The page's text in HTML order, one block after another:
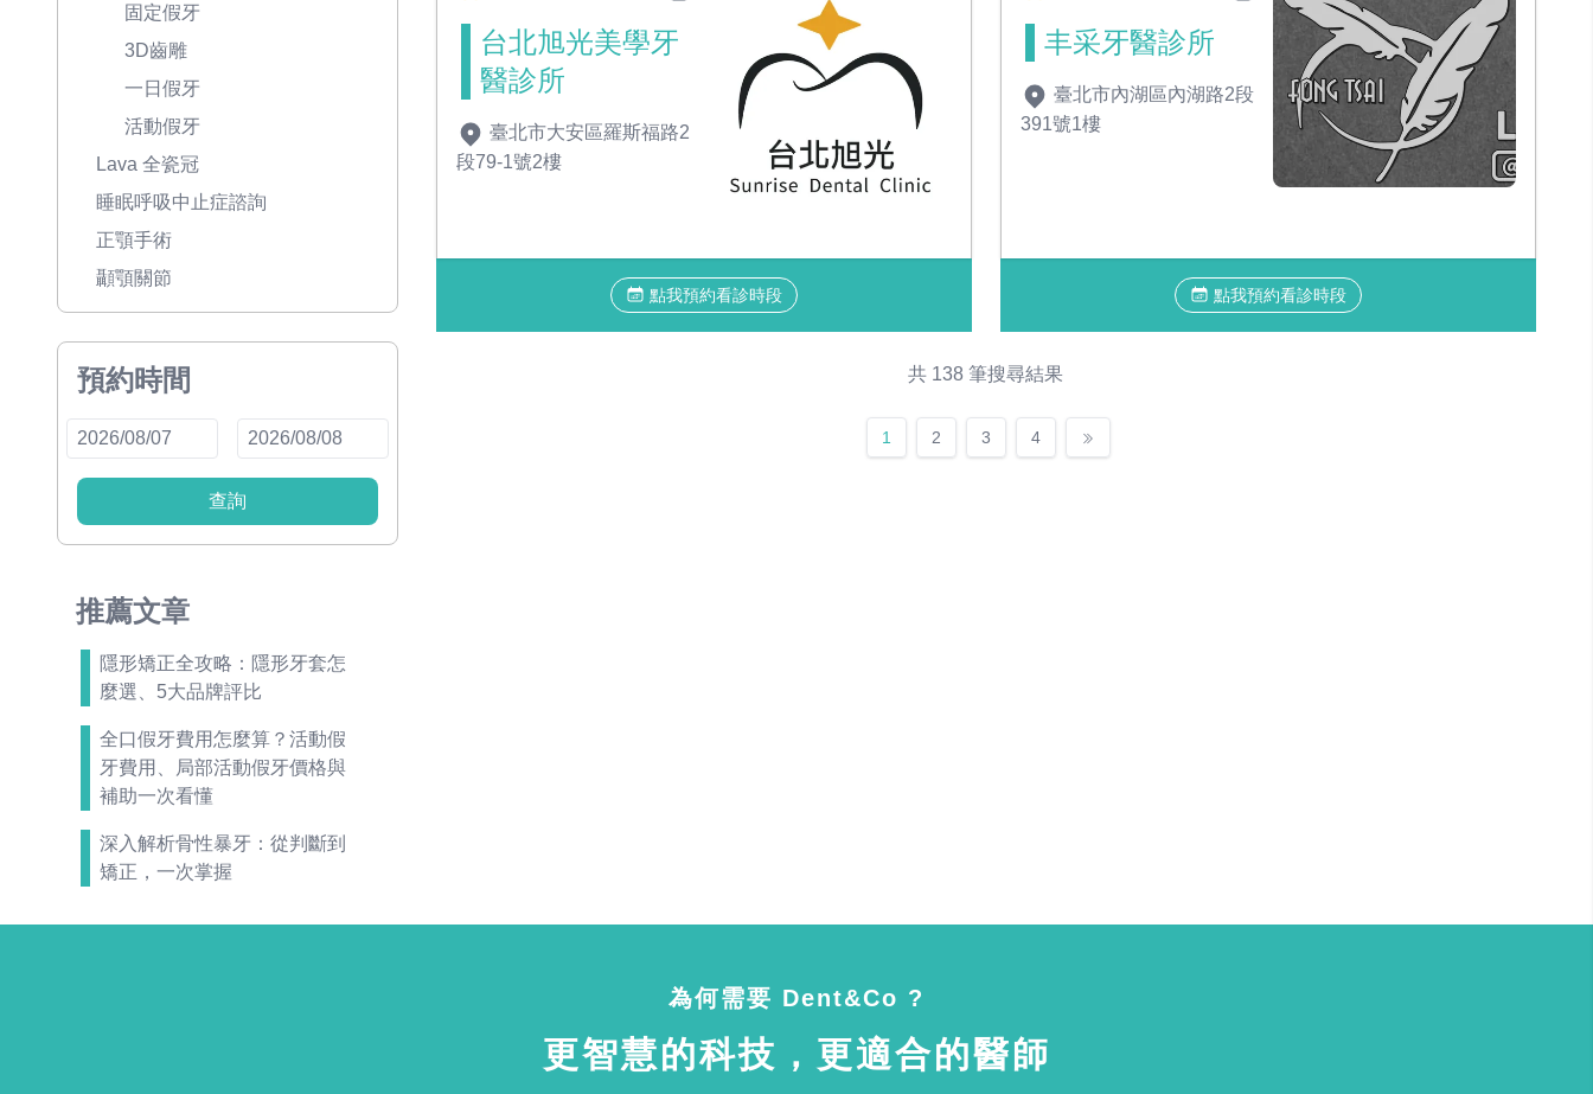
固定假牙
3D齒雕
一日假牙
活動假牙
Lava 全瓷冠
睡眠呼吸中止症諮詢
正顎手術
顳顎關節
預約時間
查詢
推薦文章
隱形矯正全攻略：隱形牙套怎
麼選、5大品牌評比
全口假牙費用怎麼算？活動假
牙費用、局部活動假牙價格與
補助一次看懂
深入解析骨性暴牙：從判斷到
矯正，一次掌握
台北旭光美學牙
醫診所
臺北市大安區羅斯福路2
段79-1號2樓
點我預約看診時段
丰采牙醫診所
臺北市內湖區內湖路2段
391號1樓
點我預約看診時段
共 138 筆搜尋結果
1 2 3 4
為何需要 Dent&Co ?
更智慧的科技，更適合的醫師